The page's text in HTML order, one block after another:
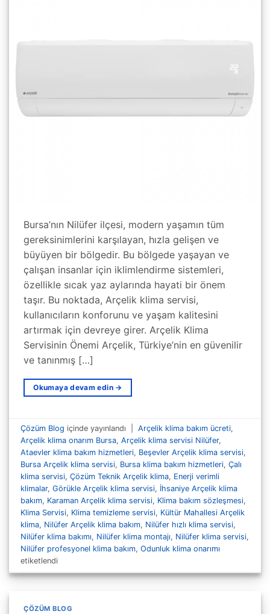
Bursa’nın Nilüfer ilçesi, modern yaşamın tüm
gereksinimlerini karşılayan, hızla gelişen ve
büyüyen bir bölgedir. Bu bölgede yaşayan ve
çalışan insanlar için iklimlendirme sistemleri,
özellikle sıcak yaz aylarında hayati bir önem
taşır. Bu noktada, Arçelik klima servisi,
kullanıcıların konforunu ve yaşam kalitesini
artırmak için devreye girer. Arçelik Klima
Servisinin Önemi Arçelik, Türkiye’nin en güvenilir
ve tanınmış […]
Okumaya devam edin →
Çözüm Blog içinde yayınlandı Arçelik klima bakım ücreti,
Arçelik klima onarım Bursa,Arçelik klima servisi Nilüfer,
Ataevler klima bakım hizmetleri, Beşevler Arçelik klima servisi,
Bursa Arçelik klima servisi, Bursa klima bakım hizmetleri,Çalı
klima servisi,Çözüm Teknik Arçelik klima, Enerji verimli
klimalar,Görükle Arçelik klima servisi, İhsaniye Arçelik klima
bakım, Karaman Arçelik klima servisi, Klima bakım sözleşmesi,
Klima Servisi, Klima temizleme servisi, Kültür Mahallesi Arçelik
klima, Nilüfer Arçelik klima bakım, Nilüfer hızlı klima servisi,
Nilüfer klima bakımı, Nilüfer klima montajı, Nilüfer klima servisi,
Nilüfer profesyonel klima bakım,Odunluk klima onarımı
etiketlendi
ÇÖZÜM BLOG